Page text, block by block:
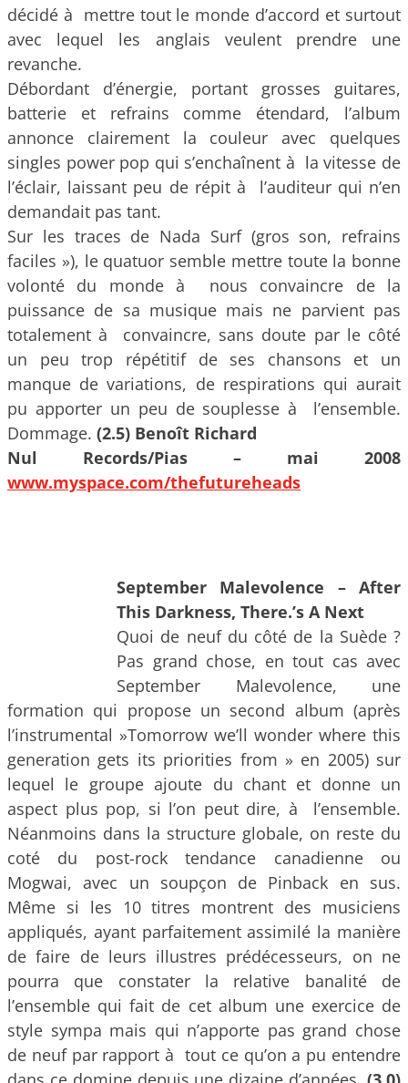
décidé à mettre tout le monde d’accord et surtout
avec lequel les anglais veulent prendre une
revanche.
Débordant d’énergie, portant grosses guitares,
batterie et refrains comme étendard, l’album
annonce clairement la couleur avec quelques
singles power pop qui s’enchaînent à la vitesse de
l’éclair, laissant peu de répit à l’auditeur qui n’en
demandait pas tant.
Sur les traces de Nada Surf (gros son, refrains
faciles »), le quatuor semble mettre toute la bonne
volonté du monde à nous convaincre de la
puissance de sa musique mais ne parvient pas
totalement à convaincre, sans doute par le côté
un peu trop répétitif de ses chansons et un
manque de variations, de respirations qui aurait
pu apporter un peu de souplesse à l’ensemble.
Dommage. (2.5) Benoît Richard
Nul Records/Pias – mai 2008
www.myspace.com/thefutureheads
September Malevolence – After
This Darkness, There.’s A Next
Quoi de neuf du côté de la Suède ?
Pas grand chose, en tout cas avec
September Malevolence, une
formation qui propose un second album (après
l’instrumental »Tomorrow we’ll wonder where this
generation gets its priorities from » en 2005) sur
lequel le groupe ajoute du chant et donne un
aspect plus pop, si l’on peut dire, à l’ensemble.
Néanmoins dans la structure globale, on reste du
coté du post-rock tendance canadienne ou
Mogwai, avec un soupçon de Pinback en sus.
Même si les 10 titres montrent des musiciens
appliqués, ayant parfaitement assimilé la manière
de faire de leurs illustres prédécesseurs, on ne
pourra que constater la relative banalité de
l’ensemble qui fait de cet album une exercice de
style sympa mais qui n’apporte pas grand chose
de neuf par rapport à tout ce qu’on a pu entendre